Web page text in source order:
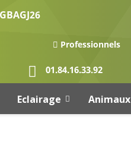
Professionnels
01.84.16.33.92
Eclairage Animaux